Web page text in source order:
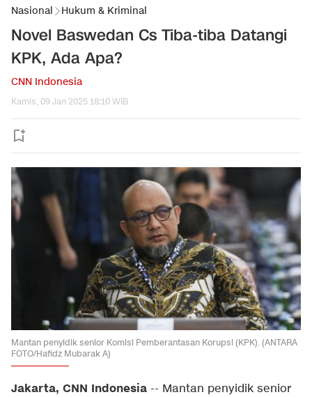
Nasional Hukum & Kriminal
Novel Baswedan Cs Tiba-tiba Datangi
KPK, Ada Apa?
CNN Indonesia
Kamis, 09 Jan 2025 18:10 WIB
Mantan penyidik senior Komisi Pemberantasan Korupsi (KPK). (ANTARA
FOTO/Hafidz Mubarak A)
Jakarta, CNN Indonesia -- Mantan penyidik senior